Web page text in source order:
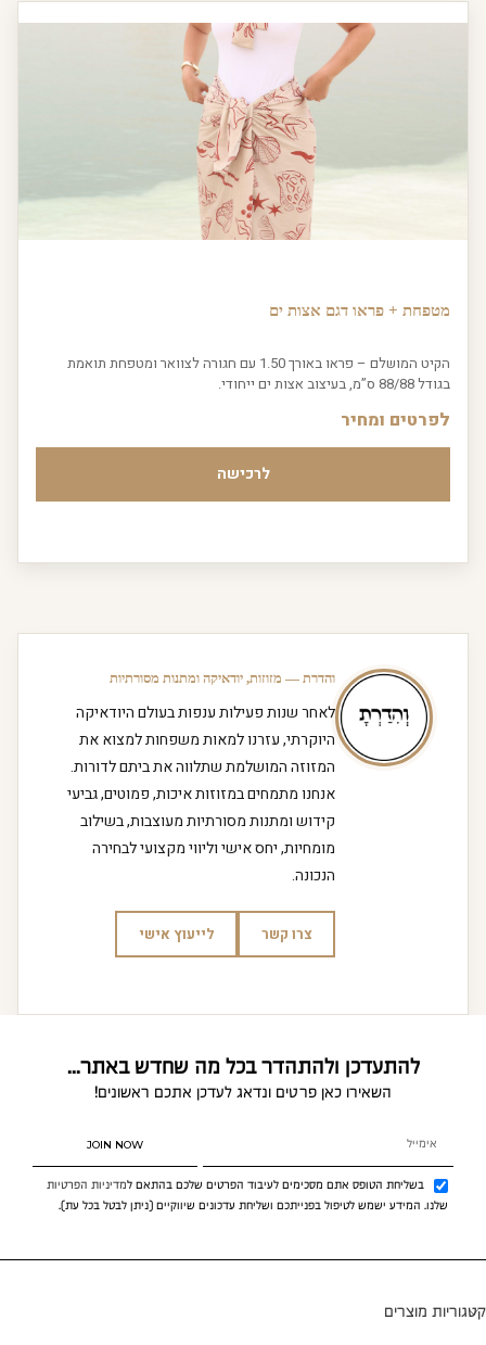
מטפחת + פראו דגם אצות ים
הקיט המושלם – פראו באורך 1.50 עם חגורה לצוואר ומטפחת תואמת
בגודל 88/88 ס”מ, בעיצוב אצות ים ייחודי.
לפרטים ומחיר
לרכישה
והדרת — מזוזות, יודאיקה ומתנות מסורתיות
לאחר שנות פעילות ענפות בעולם היודאיקה
היוקרתי, עזרנו למאות משפחות למצוא את
המזוזה המושלמת שתלווה את ביתם לדורות.
אנחנו מתמחים במזוזות איכות, פמוטים, גביעי
קידוש ומתנות מסורתיות מעוצבות, בשילוב
מומחיות, יחס אישי וליווי מקצועי לבחירה
הנכונה.
צרו קשר לייעוץ אישי
להתעדכן ולהתהדר בכל מה שחדש באתר...
השאירו כאן פרטים ונדאג לעדכן אתכם ראשונים!
בשליחת הטופס אתם מסכימים לעיבוד הפרטים שלכם בהתאם למדיניות הפרטיות
שלנו. המידע ישמש לטיפול בפנייתכם ושליחת עדכונים שיווקיים (ניתן לבטל בכל עת).
JOIN NOW
קטגוריות מוצרים